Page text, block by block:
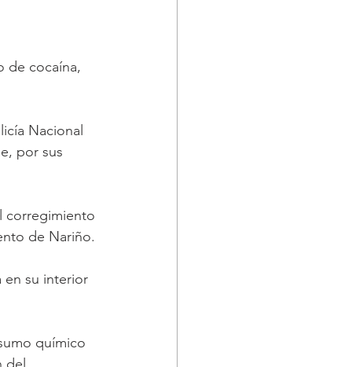
de cocaína,
Nacional
por sus
corregimiento
de Nariño.
en su interior
químico